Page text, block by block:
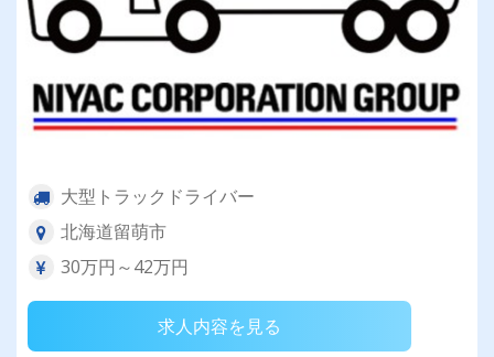
大型トラックドライバー
北海道留萌市
30万円～42万円
求人内容を見る